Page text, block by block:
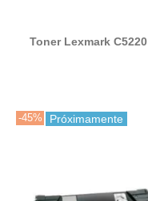
Toner Lexmark
Lexmark C5220KS
-45% Próximamente